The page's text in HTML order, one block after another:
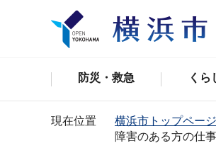
防災・救急 くら
現在位置 横浜市トップページ
障害のある方の仕